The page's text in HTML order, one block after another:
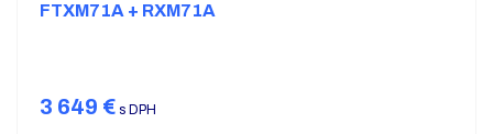
FTXM71A + RXM71A
3 649 € s DPH